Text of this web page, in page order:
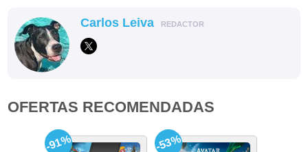
Carlos Leiva REDACTOR
OFERTAS RECOMENDADAS
-91% -53%